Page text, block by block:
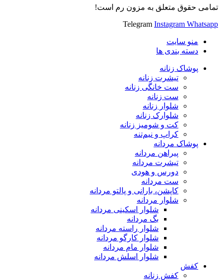
تمامی حقوق متعلق به مزون رم است!
Telegram Instagram Whatsapp
منو سایت
دسته بندی ها
پوشاک زنانه
تیشرت زنانه
ست خانگی زنانه
ست زنانه
شلوار زنانه
شلوارک زنانه
کت و شومیز زنانه
کراپ و نیم‌تنه
پوشاک مردانه
پیراهن مردانه
تیشرت مردانه
دورس و هودی
ست مردانه
کاپشن، بارانی و پالتو مردانه
شلوار مردانه
شلوار اسکینی مردانه
بگ مردانه
شلوار راسته مردانه
شلوار کارگو مردانه
شلوار مام مردانه
شلوار اسلش مردانه
کفش
کفش زنانه